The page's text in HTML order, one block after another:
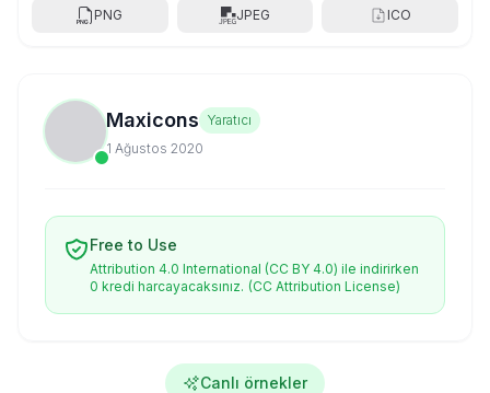
PNG JPEG ICO
Maxicons Yaratıcı
1 Ağustos 2020
Free to Use
Attribution 4.0 International (CC BY 4.0) ile indirirken
0 kredi harcayacaksınız. (CC Attribution License)
Canlı örnekler